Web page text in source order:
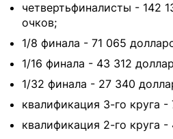
четвертьфиналисты - 142
очков;
1/8 финала - 71 065
1/16 финала - 43 312
1/32 финала - 27 340
квалификация 3-го круга
квалификация 2-го круга -